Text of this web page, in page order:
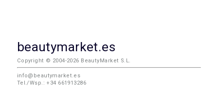
beautymarket.es
Copyright © 2004-2026 BeautyMarket S.L.
info@beautymarket.es
Tel./Wsp.: +34 661913286